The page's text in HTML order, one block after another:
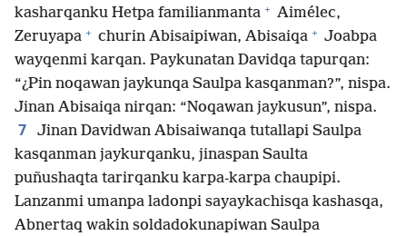
kasharqanku Hetpa familianmanta + Aimélec,
Zeruyapa + churin Abisaipiwan, Abisaiqa + Joabpa
wayqenmi karqan. Paykunatan Davidqa tapurqan:
“¿Pin noqawan jaykunqa Saulpa kasqanman?”, nispa.
Jinan Abisaiqa nirqan: “Noqawan jaykusun”, nispa.
7
Jinan Davidwan Abisaiwanqa tutallapi Saulpa
kasqanman jaykurqanku, jinaspan Saulta
puñushaqta tarirqanku karpa-karpa chaupipi.
Lanzanmi umanpa ladonpi sayaykachisqa kashasqa,
Abnertaq wakin soldadokunapiwan Saulpa